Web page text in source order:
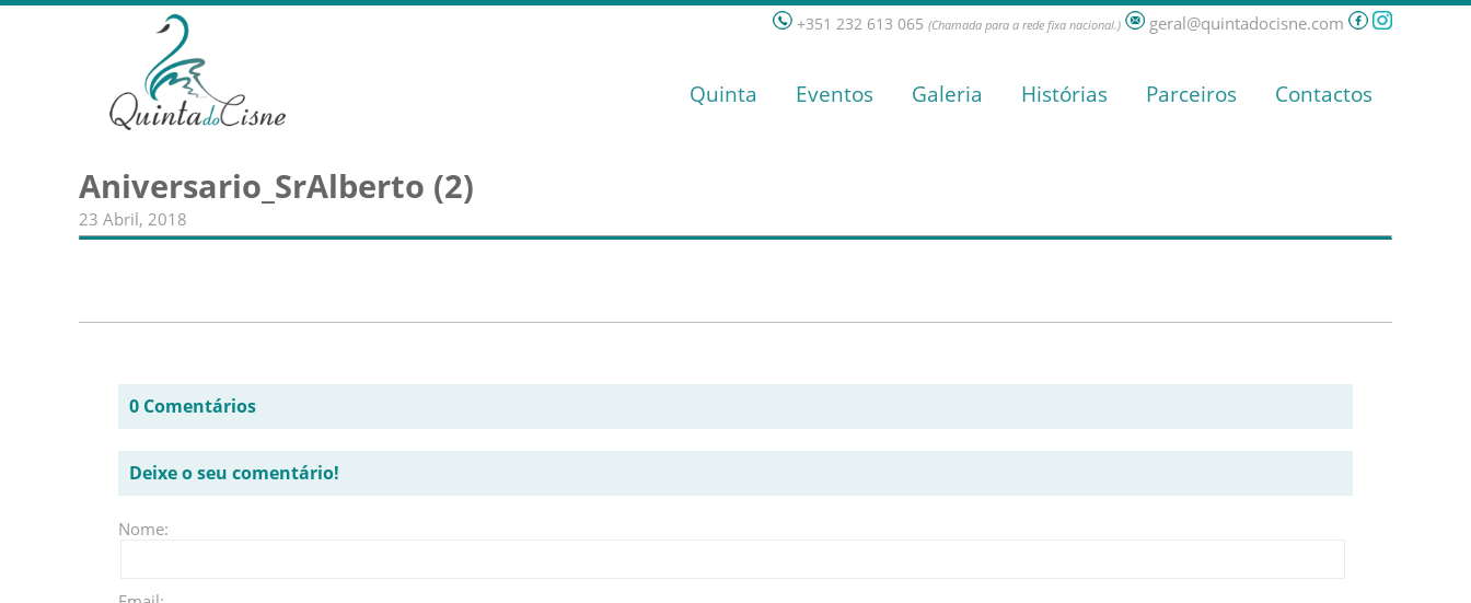
+351 232 613 065 (Chamada para a rede fixa nacional.) geral@quintadocisne.com
Quinta Eventos Galeria Histórias Parceiros Contactos
Aniversario_SrAlberto (2)
23 Abril, 2018
0 Comentários
Deixe o seu comentário!
Nome: